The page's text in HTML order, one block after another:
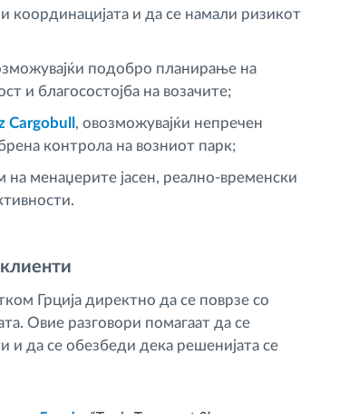
координацијата и да се намали ризикот
подобро планирање на
и благосостојба на возачите;
Cargobull , овозможувајќи непречен
контрола на возниот парк;
на менаџерите јасен, реално-временски
Грција директно да се поврзе со
Овие разговори помагаат да се
да се обезбеди дека решенијата се